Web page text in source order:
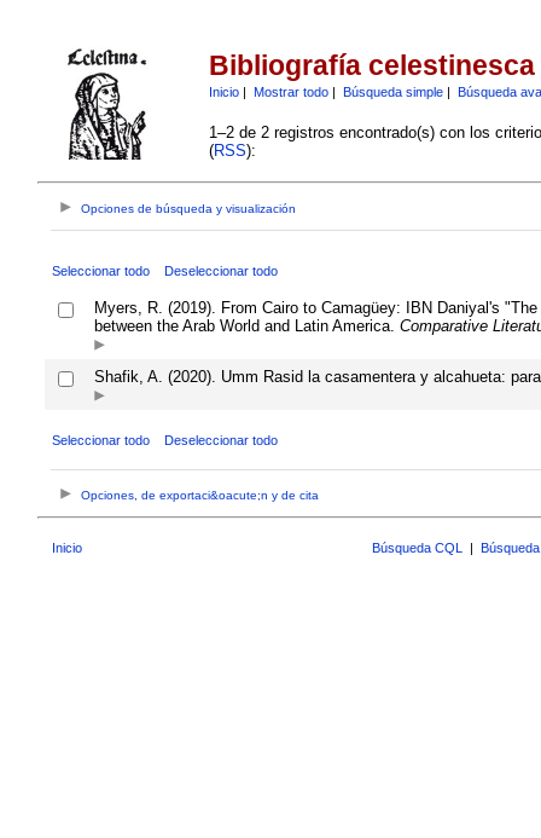
Bibliografía celestinesca
Inicio| Mostrar todo| Búsqueda simple| Búsqueda
1–2 de 2 registros encontrado(s) con los
(RSS):
Opciones de búsqueda y visualización
Seleccionar todo Deseleccionar todo
Myers, R. (2019). From Cairo to Camagüey: IBN Daniyal's
between the Arab World and Latin America. Comparative
Shafik, A. (2020). Umm Rasid la casamentera y alcahueta:
Seleccionar todo Deseleccionar todo
Opciones, de exportaci&oacute;n y de cita
Inicio Búsqueda CQL |